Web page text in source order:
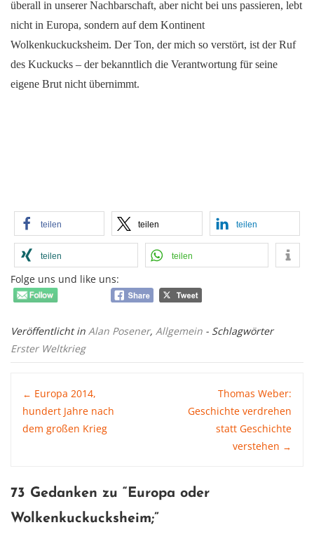
überall in unserer Nachbarschaft, aber nicht bei uns passieren, lebt
nicht in Europa, sondern auf dem Kontinent
Wolkenkuckucksheim. Der Ton, der mich so verstört, ist der Ruf
des Kuckucks – der bekanntlich die Verantwortung für seine
eigene Brut nicht übernimmt.
teilen teilen teilen
teilen teilen
Folge uns und like uns:
Veröffentlicht in Alan Posener, Allgemein - Schlagwörter
Erster Weltkrieg
Post
navigation
← Europa 2014,
hundert Jahre nach
dem großen Krieg
Thomas Weber:
Geschichte verdrehen
statt Geschichte
verstehen →
73 Gedanken zu “ Europa oder
Wolkenkuckucksheim;”